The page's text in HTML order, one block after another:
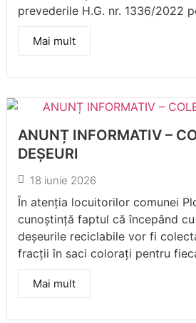
prevederile H.G. nr. 1336/2022
Mai mult
ANUNȚ INFORMATIV –
DEȘEURI
18 iunie 2026
În atenția locuitorilor comunei
cunoștință faptul că începând cu
deșeurile reciclabile vor fi
fracții în saci colorați pentru
Mai mult